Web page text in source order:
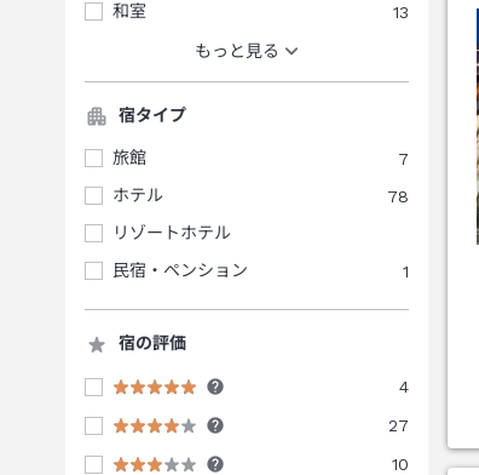
和室
13
もっと見る
宿タイプ
旅館
7
ホテル
78
リゾートホテル
民宿・ペンション
1
宿の評価
4
27
10